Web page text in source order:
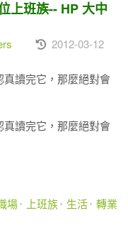
上班族-- HP 大中
2012-03-12
讀完它，那麼絕對會
讀完它，那麼絕對會
場 上班族 生活 轉業